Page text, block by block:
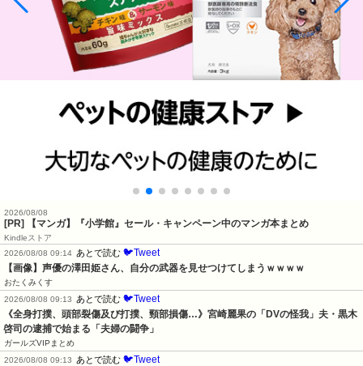
2026/08/08
[PR] 【マンガ】『小学館』セール・キャンペーン中のマンガ本まとめ
Kindleストア
2026/08/08 09:14 あとで読む 🐦Tweet
【画像】声優の澤田姫さん、自分の武器を見せつけてしまうｗｗｗｗ
おたくみくす
2026/08/08 09:13
あとで読む 🐦Tweet
《全身打撲、頭部裂傷及び打撲、頸部損傷…》宮崎麗果の「DVの怪我」夫・黒木
啓司の逮捕で始まる「夫婦の闘争」
ガールズVIPまとめ
2026/08/08 09:13
あとで読む 🐦Tweet